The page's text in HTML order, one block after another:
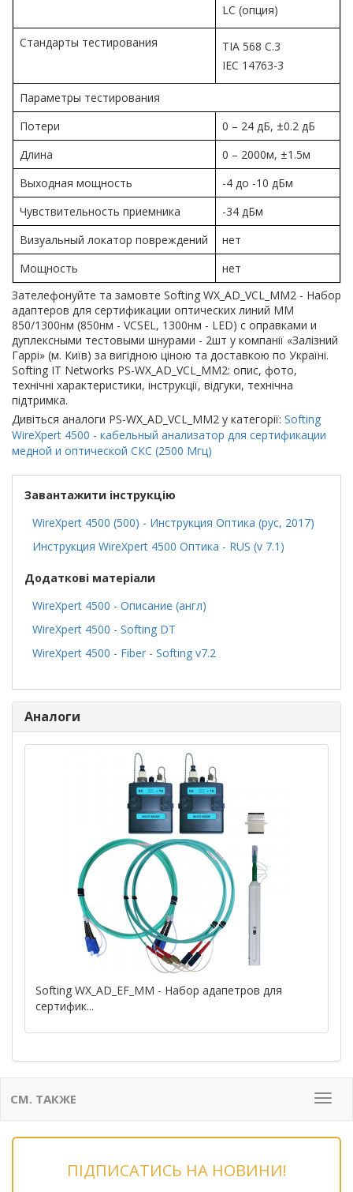
LC (опция)
Стандарты тестирования
TIA 568 C.3
IEC 14763-3
Параметры тестирования
Потери
0 – 24 дБ, ±0.2 дБ
Длина
0 – 2000м, ±1.5м
Выходная мощность
-4 до -10 дБм
Чувствительность приемника
-34 дБм
Визуальный локатор повреждений
нет
Мощность
нет
Зателефонуйте та замовте Softing WX_AD_VCL_MM2 - Набор
адаптеров для сертификации оптических линий MM
850/1300нм (850нм - VCSEL, 1300нм - LED) с оправками и
дуплексными тестовыми шнурами - 2шт у компанії «Залізний
Гаррі» (м. Київ) за вигідною ціною та доставкою по Україні.
Softing IT Networks PS-WX_AD_VCL_MM2: опис, фото,
технічні характеристики, інструкції, відгуки, технічна
підтримка.
Дивіться аналоги PS-WX_AD_VCL_MM2 у категорії: Softing
WireXpert 4500 - кабельный анализатор для сертификации
медной и оптической СКС (2500 Мгц)
Завантажити інструкцію
WireXpert 4500 (500) - Инструкция Оптика (рус, 2017)
Инструкция WireXpert 4500 Оптика - RUS (v 7.1)
Додаткові матеріали
WireXpert 4500 - Описание (англ)
WireXpert 4500 - Softing DT
WireXpert 4500 - Fiber - Softing v7.2
Аналоги
Softing WX_AD_EF_MM - Набор адапетров для
сертифик...
Меню
СМ. ТАКЖЕ
ПІДПИСАТИСЬ НА НОВИНИ!